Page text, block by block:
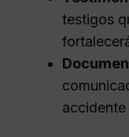
testigos